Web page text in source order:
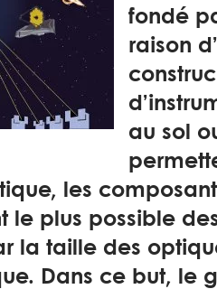
fondé
raison
au sol
les
le plus possible
la taille des
Dans ce but, le